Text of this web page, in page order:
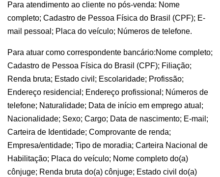
Para atendimento ao cliente no pós-venda: Nome
completo; Cadastro de Pessoa Física do Brasil (CPF); E-
mail pessoal; Placa do veículo; Números de telefone.
Para atuar como correspondente bancário:Nome completo;
Cadastro de Pessoa Física do Brasil (CPF); Filiação;
Renda bruta; Estado civil; Escolaridade; Profissão;
Endereço residencial; Endereço profissional; Números de
telefone; Naturalidade; Data de início em emprego atual;
Nacionalidade; Sexo; Cargo; Data de nascimento; E-mail;
Carteira de Identidade; Comprovante de renda;
Empresa/entidade; Tipo de moradia; Carteira Nacional de
Habilitação; Placa do veículo; Nome completo do(a)
cônjuge; Renda bruta do(a) cônjuge; Estado civil do(a)